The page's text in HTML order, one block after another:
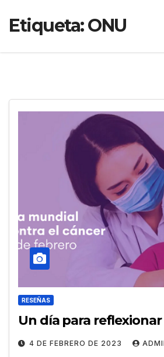
Etiqueta:ONU
RESEÑAS
Un día para reflexionar
4 DE FEBRERO DE 2023